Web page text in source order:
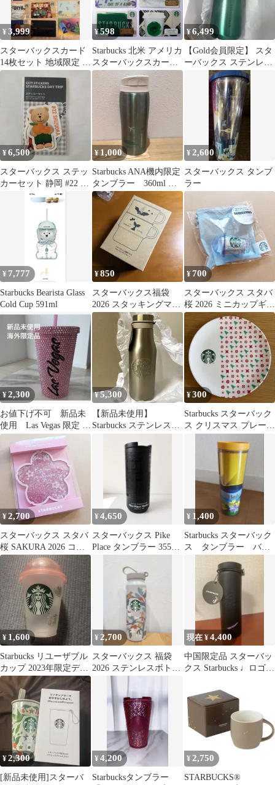
¥3,999
スターバックスカード
14枚セット 地域限定 季
節限定デザイン
¥598
Starbucks 北米 アメリカ
スターバックスカード
冬 雪 トナカイ ⑧
¥6,499
【Gold会員限定】 スタ
ーバックス ステンレス
ボトルグリーングラデ
ーション
¥6,500
スターバックス ステッ
カーセット 静岡 #22 ス
タバ 地域限定 ステッ
¥ 1,000
Starbucks ANA機内限定
タンブラー 360ml ス
テンレスボトル 水筒
¥ 2,600
スターバックス タンブ
ラー
¥ 7,777
Starbucks Bearista Glass
Cold Cup 591ml
¥850
スターバックス福袋
2026 スタッキングマグ
セット
¥700
スターバックス スタバ
桜 2026 ミニカップギフ
ト エアリーブルー 新品
¥2,300
お値下げ不可 新品未
使用 Las Vegas 限定 ス
タッズ タンブラー ピン
ク
¥5,300
【新品未使用】
Starbucks ステンレスロ
¥300
Starbucks スターバック
ス クリスマス プレート
¥2,700
スターバックス スタバ
桜 SAKURA 2026 コー
スター シャイニーピン
ク
¥4,650
スターバックス Pike
Place タンブラー 355ml
¥ 1,400
Starbucks スターバック
ス タンブラー バリ
¥ 1,600
Starbucks リユーザブル
カップ 2023年限定デザ
イン
¥ 2,700
スターバックス 福袋
2026 ステンレスボトル
A 355ml
現在 ¥4,400
中国限定品 スターバッ
クス Starbucks ♩ロゴボ
¥2,300
[新品未使用]スターバ
¥4,200
Starbucksタンブラー
¥ 2,750
STARBUCKS®︎